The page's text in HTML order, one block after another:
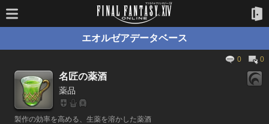
エオルゼアデータベース
0 0
名匠の薬酒
薬品
製作の効率を高める、生薬を溶かした薬酒